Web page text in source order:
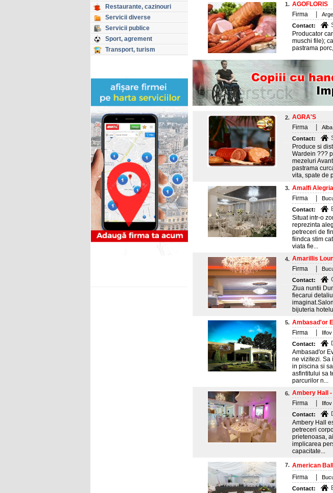
Restaurante, cazinouri
Servicii diverse
Servicii publice
Sport, agrement
Transport, turism
1. AGOFLORIS
Firma
Contact:
Producator
muschi file);
pastrama
2. AGRA'S
Firma
Alba
Contact:
Produce si
Wardein ???
mezeluri
pastrama
vita, spate de
3. Amalfi
Firma
Contact:
Situat intr-o
reprezinta
petreceri de
fiindca stim
viata fie...
4. Amarillis
Firma
Contact:
Ziua nuntii
fiecarui
bijuteria
5. Ambasad'or
Firma
Ilfov
Contact:
Ambasad'or
ne vizitezi. Sa
in piscina si
asfintitului sa
parcurilor n...
6. Ambery Hall
Firma
Ilfov
Contact:
Ambery Hall
petreceri
prietenoasa,
implicarea
capacitate...
7. American
Firma
Contact: